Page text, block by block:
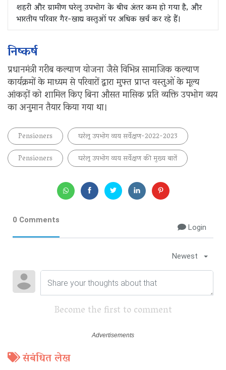
शहरी और ग्रामीण घरेलू उपभोग के बीच अंतर कम हो गया है, और
भारतीय परिवार गैर-खाद्य वस्तुओं पर अधिक खर्च कर रहे हैं।
निष्कर्ष
प्रधानमंत्री गरीब कल्याण योजना जैसे विभिन्न सामाजिक कल्याण
कार्यक्रमों के माध्यम से परिवारों द्वारा मुफ्त प्राप्त वस्तुओं के मूल्य
आंकड़ों को शामिल किए बिना औसत मासिक प्रति व्यक्ति उपभोग व्यय
का अनुमान तैयार किया गया था।
Pensioners
घरेलू उपभोग व्यय सर्वेक्षण-2022-2023
Pensioners
घरेलू उपभोग व्यय सर्वेक्षण की मुख्य बातें
0 Comments
Login
Newest
Become the first to comment
संबंधित लेख